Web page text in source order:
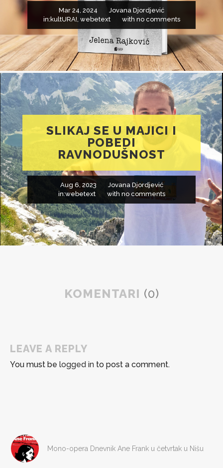
Mar 24, 2024
Jovana Djordjević
in: kultURA!, webetext with no comments
SLIKAJ SE U MAJICI I
POBEDI
RAVNODUŠNOST
Aug 6, 2023
Jovana Djordjević
in:webetext with no comments
KOMENTARI (0)
LEAVE A REPLY
You must be logged in to post a comment.
Mono-opera Dnevnik Ane Frank u četvrtak u Nišu